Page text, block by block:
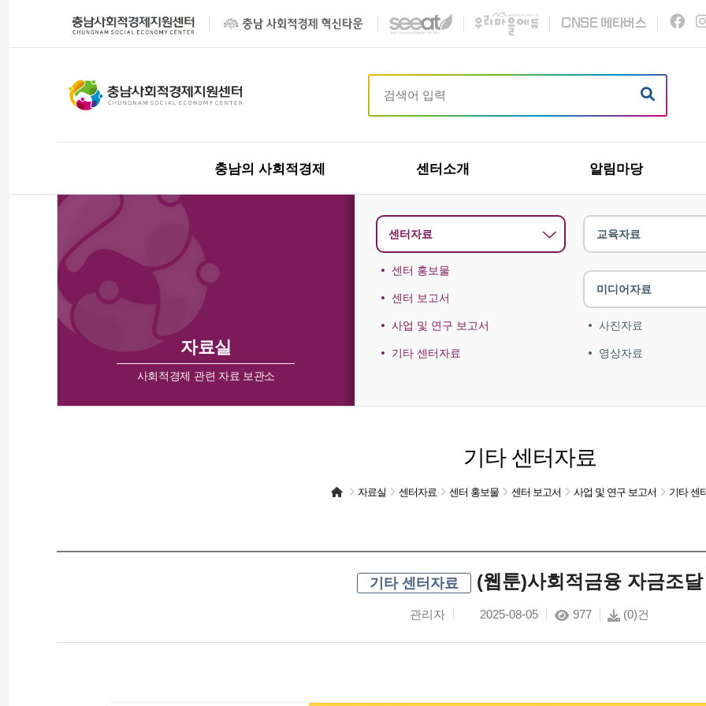
C NSE메타버스
충남의 사회적경제 센터소개 알림마당
자료실
사회적경제 관련 자료 보관소
센터자료
센터 홍보물
센터 보고서
사업 및 연구 보고서
기타 센터자료
교육자료
미디어자료
사진자료
영상자료
기타 센터자료
자료실 센터자료 센터 홍보물 센터 보고서 사업 및 연구 보고서 기타 센
기타 센터자료 (웹툰)사회적금융 자금조달
관리자 2025-08-05 977 (0)건